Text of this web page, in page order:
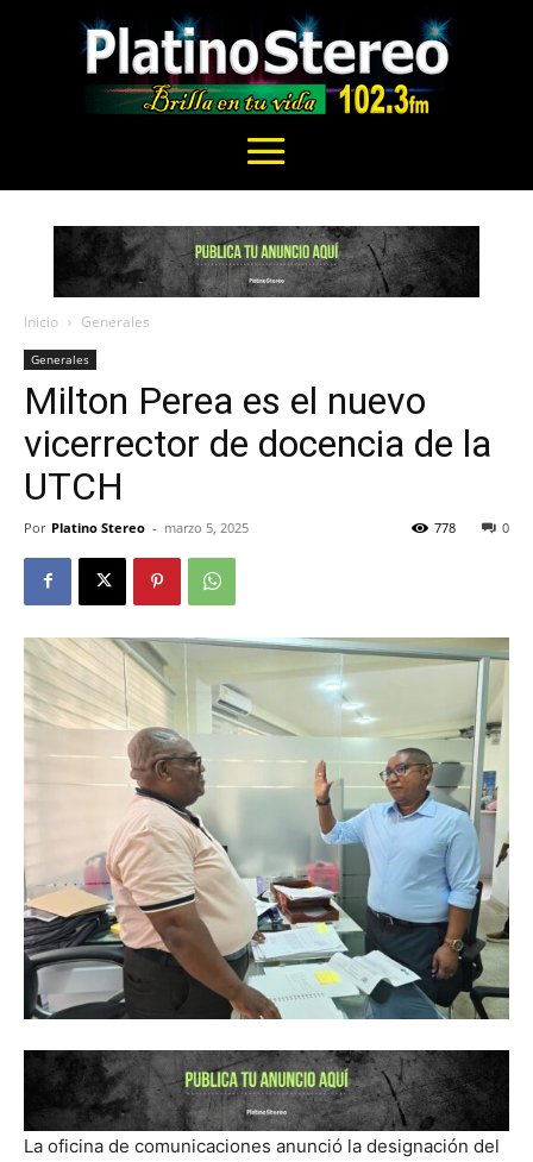
Inicio Generales
Generales
Milton Perea es el nuevo
vicerrector de docencia de la
UTCH
Por Platino Stereo - marzo 5, 2025 0
778
La oficina de comunicaciones anunció la designación del